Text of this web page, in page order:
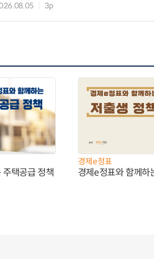
3p
주택공급 정책
경제e정표
경제e정표와 함께하